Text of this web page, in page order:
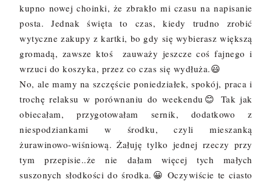
kupno nowej choinki, że zbrakło mi czasu na napisanie
posta. Jednak święta to czas, kiedy trudno zrobić
wytyczne zakupy z kartki, bo gdy się wybierasz większą
gromadą, zawsze ktoś zauważy jeszcze coś fajnego i
wrzuci do koszyka, przez co czas się wydłuża.😃
No, ale mamy na szczęście poniedziałek, spokój, praca i
trochę relaksu w porównaniu do weekendu😊 Tak jak
obiecałam, przygotowałam sernik, dodatkowo z
niespodziankami w środku, czyli mieszanką
żurawinowo-wiśniową. Żałuję tylko jednej rzeczy przy
tym przepisie..że nie dałam więcej tych małych
suszonych słodkości do środka.😀 Oczywiście te ciasto